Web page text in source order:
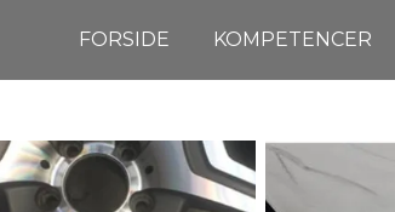
FORSIDE KOMPETENCER